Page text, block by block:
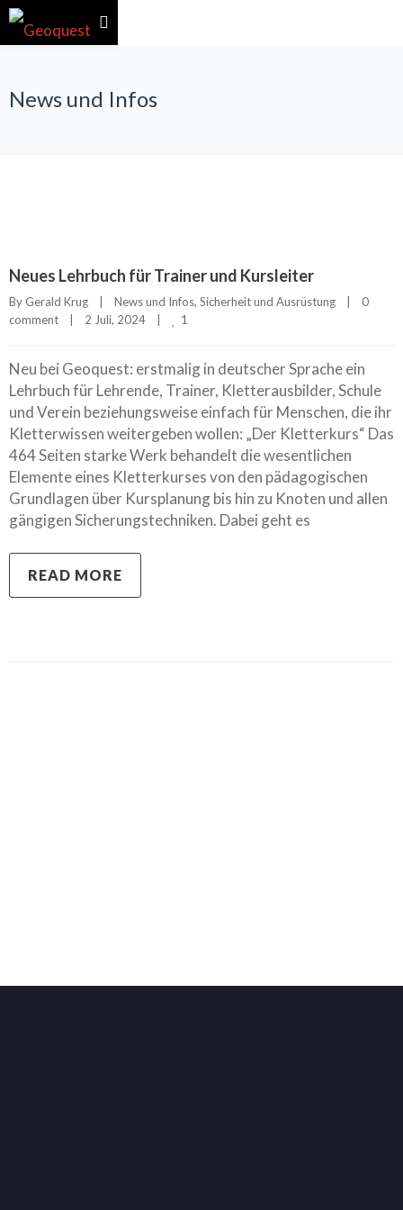
News und Infos
Neues Lehrbuch für Trainer und Kursleiter
By Gerald Krug News und Infos, Sicherheit und Ausrüstung
0
comment
2 Juli, 2024 1
Neu bei Geoquest: erstmalig in deutscher Sprache ein
Lehrbuch für Lehrende, Trainer, Kletterausbilder, Schule
und Verein beziehungsweise einfach für Menschen, die ihr
Kletterwissen weitergeben wollen: „Der Kletterkurs“ Das
464 Seiten starke Werk behandelt die wesentlichen
Elemente eines Kletterkurses von den pädagogischen
Grundlagen über Kursplanung bis hin zu Knoten und allen
gängigen Sicherungstechniken. Dabei geht es
READ MORE